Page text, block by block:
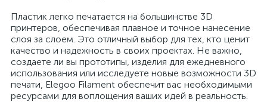
Пластик легко печатается на большинстве 3D
принтеров, обеспечивая плавное и точное нанесение
слоя за слоем. Это отличный выбор для тех, кто ценит
качество и надежность в своих проектах. Не важно,
создаете ли вы прототипы, изделия для ежедневного
использования или исследуете новые возможности 3D
печати, Elegoo Filament обеспечит вас необходимыми
ресурсами для воплощения ваших идей в реальность.